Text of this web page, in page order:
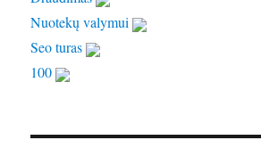
Nuotekų valymui
Seo turas
100